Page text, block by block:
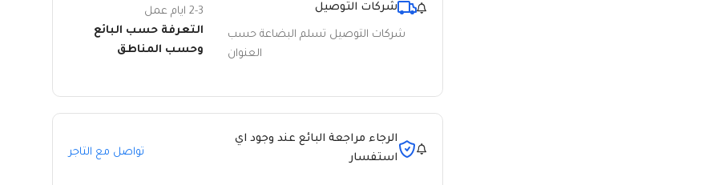
شركات التوصيل
شركات التوصيل تسلم البضاعة حسب
العنوان
2-3 ايام عمل
التعرفة حسب البائع
وحسب المناطق
الرجاء مراجعة البائع عند وجود اي
استفسار
تواصل مع التاجر